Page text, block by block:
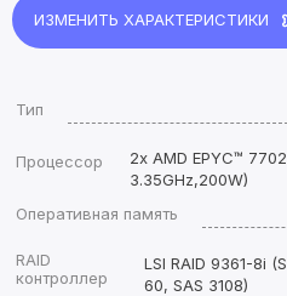
ИЗМЕНИТЬ ХАРАКТЕРИСТИКИ
Тип
Процессор
2x AMD EPYC™
3.35GHz,200W)
Оперативная память
RAID
контроллер
LSI RAID 9361-8i
60, SAS 3108)